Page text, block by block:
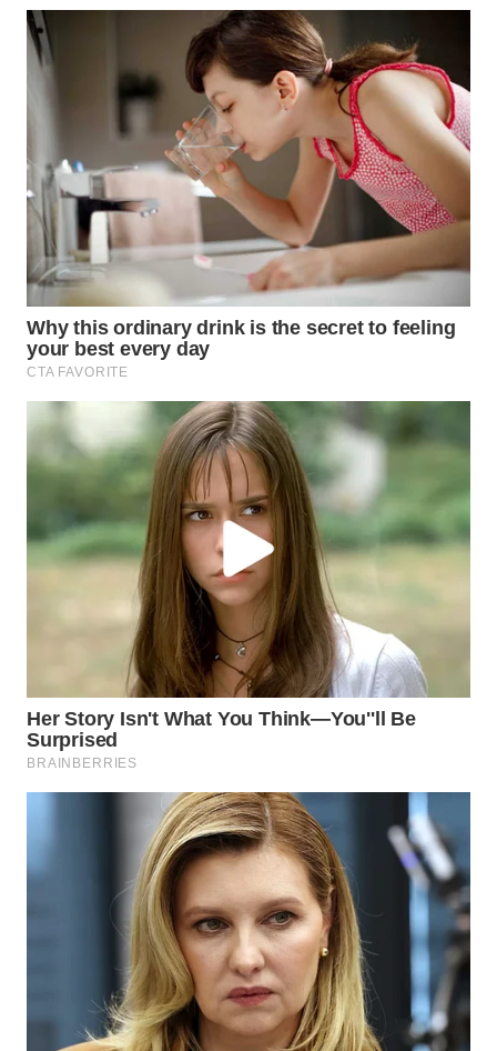
NATUNA
WN
MANDALIKA
WN
LIKUPANG
WN
LABUANBAJO
WN
BORNEO
WAHANA
ADVOKAT
INFRASTRUKTUR
KONSUMEN
LISTRIK